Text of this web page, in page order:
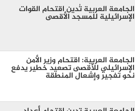
الجامعة العربية تُدين اقتحام القوات
الإسرائيلية للمسجد الأقصى
الجامعة العربية: اقتحام وزير الأمن
الإسرائيلي للأقصى تصعيد خطير يدفع
نحو تفجير وإشعال المنطقة